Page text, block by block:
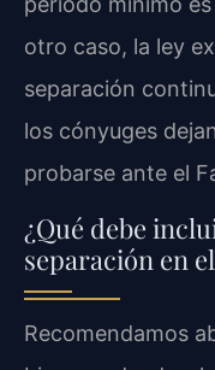
otro caso, la ley
separación
los cónyuges
probarse ante el
¿Qué debe
separación en
Recomendamos